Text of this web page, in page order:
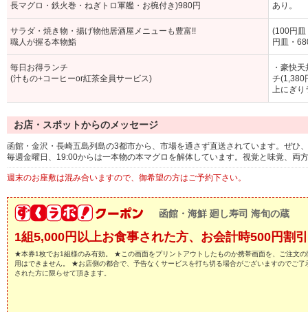
長マグロ・鉄火巻・ねぎトロ軍艦・お椀付き)980円
あり。
サラダ・焼き物・揚げ物他居酒屋メニューも豊富!!
職人が握る本物鮨
(100円皿
円皿・
毎日お得ランチ
(汁もの+コーヒーor紅茶全員サービス)
・豪快
チ(1,380
上にぎり
お店・スポットからのメッセージ
函館・金沢・長崎五島列島の3都市から、市場を通さず直送されています。ぜひ
毎週金曜日、19:00からは一本物の本マグロを解体しています。視覚と味覚、両
週末のお座敷は混み合いますので、御希望の方はご予約下さい。
函館・海鮮 廻し寿司 海旬の蔵
1組5,000円以上お食事された方、お会計時500円割引
★本券1枚でお1組様のみ有効。 ★この画面をプリントアウトしたものか携帯画面を、ご注文
用はできません。 ★お店側の都合で、予告なくサービスを打ち切る場合がございますのでご
された方に限らせて頂きます。